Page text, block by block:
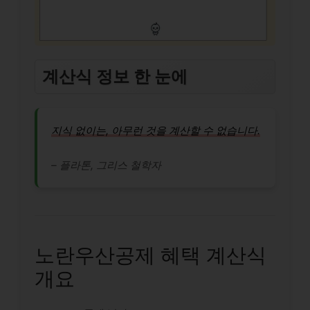
계산식 정보 한 눈에
지식 없이는, 아무런 것을 계산할 수 없습니다.
– 플라톤, 그리스 철학자
노란우산공제 혜택 계산식
개요